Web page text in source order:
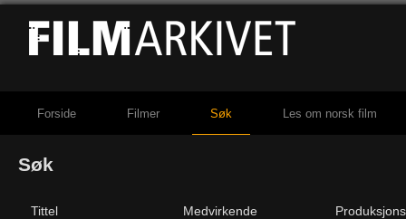
Forside Filmer Søk Les om norsk film
Søk
Tittel Medvirkende